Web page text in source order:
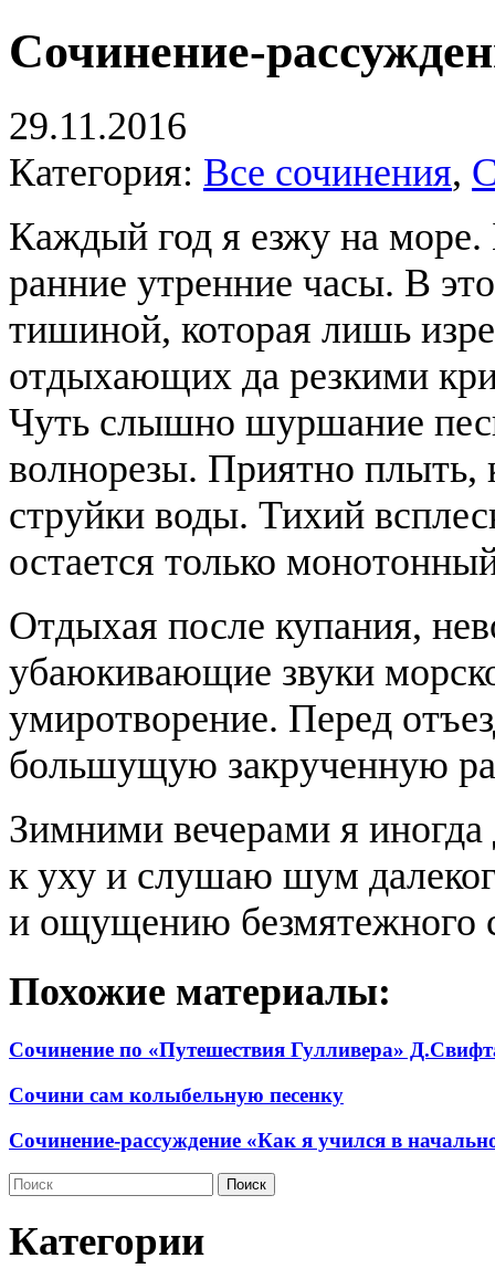
Сочинение-
29.11.2016
Категория: Все сочинения,
Каждый год я езжу на море.
ранние утренние часы. В
тишиной, которая лишь
отдыхающих да резкими
Чуть слышно шуршание
волнорезы. Приятно плыть,
струйки воды. Тихий
остается только
Отдыхая после купания,
убаюкивающие звуки
умиротворение. Перед
большущую закрученную
Зимними вечерами я
к уху и слушаю шум
и ощущению безмятежного
Похожие материалы:
Сочинение по «Путешествия Гулливера»
Сочини сам колыбельную песенку
Сочинение-рассуждение «Как я учился в
Категории